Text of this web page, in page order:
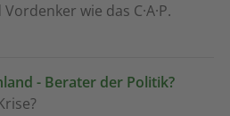
wie das C·A·P.
- Berater der Politik?